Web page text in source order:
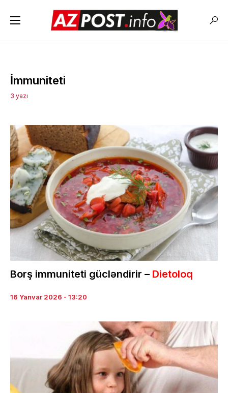
İmmuniteti
3 yazı
Borş immuniteti gücləndirir – Dietoloq
16 Yanvar 2026 - 13:20